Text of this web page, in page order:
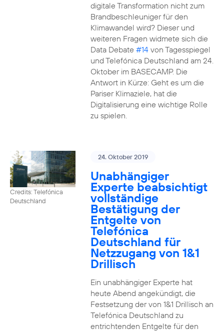
digitale Transformation nicht zum
Brandbeschleuniger für den
Klimawandel wird? Dieser und
weiteren Fragen widmete sich die
Data Debate #14von Tagesspiegel
und Telefónica Deutschland am 24.
Oktober im BASECAMP. Die
Antwort in Kürze: Geht es um die
Pariser Klimaziele, hat die
Digitalisierung eine wichtige Rolle
zu spielen.
Credits: Telefónica
Deutschland
24. Oktober 2019
Unabhängiger
Experte beabsichtigt
vollständige
Bestätigung der
Entgelte von
Telefónica
Deutschland für
Netzzugang von 1&1
Drillisch
Ein unabhängiger Experte hat
heute Abend angekündigt, die
Festsetzung der von 1&1 Drillisch an
Telefónica Deutschland zu
entrichtenden Entgelte für den